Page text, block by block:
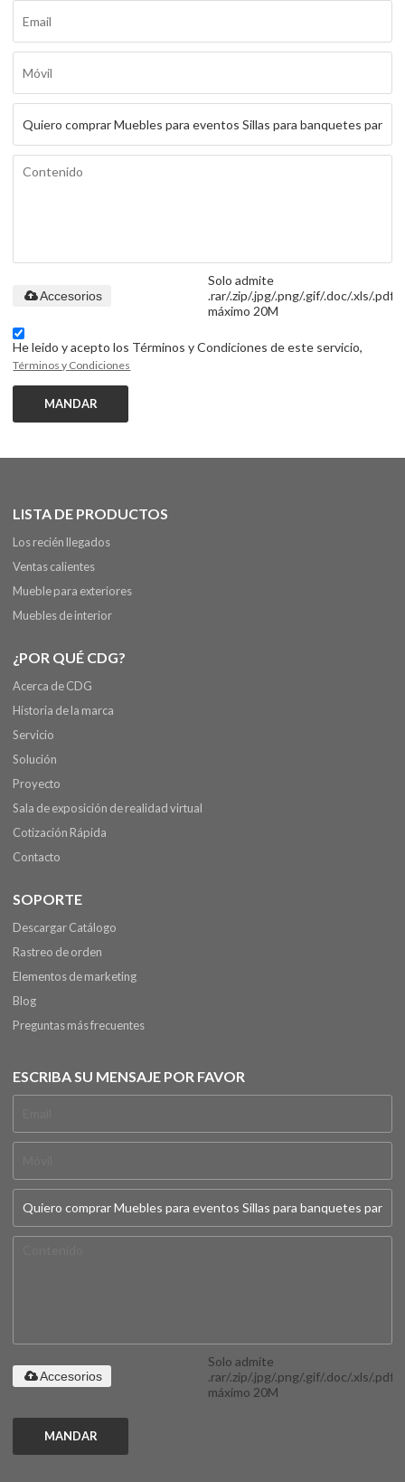
Solo admite
.rar/.zip/.jpg/.png/.gif/.doc/.xls/.pdf,
máximo 20M
Accesorios
He leido y acepto los Términos y Condiciones de este servicio,
Términos y Condiciones
MANDAR
LISTA DE PRODUCTOS
Los recién llegados
Ventas calientes
Mueble para exteriores
Muebles de interior
¿POR QUÉ CDG?
Acerca de CDG
Historia de la marca
Servicio
Solución
Proyecto
Sala de exposición de realidad virtual
Cotización Rápida
Contacto
SOPORTE
Descargar Catálogo
Rastreo de orden
Elementos de marketing
Blog
Preguntas más frecuentes
ESCRIBA SU MENSAJE POR FAVOR
Solo admite
.rar/.zip/.jpg/.png/.gif/.doc/.xls/.pdf,
máximo 20M
Accesorios
MANDAR